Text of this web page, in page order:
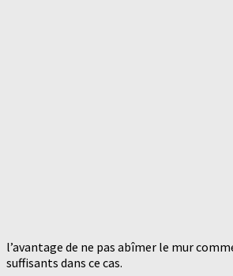
l’avantage de ne pas abîmer le mur
suffisants dans ce cas.